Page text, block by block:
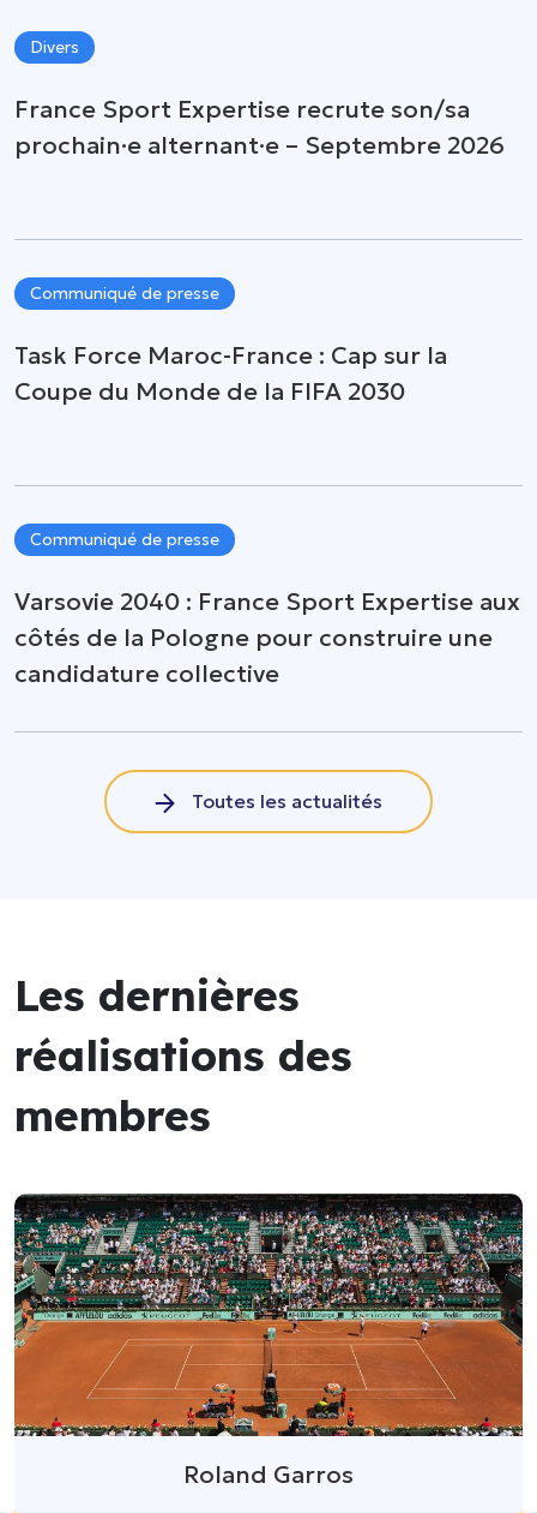
Divers
France Sport Expertise recrute son/sa
prochain·e alternant·e – Septembre 2026
Communiqué de presse
Task Force Maroc-France : Cap sur la
Coupe du Monde de la FIFA 2030
Communiqué de presse
Varsovie 2040 : France Sport Expertise aux
côtés de la Pologne pour construire une
candidature collective
Toutes les actualités
Les dernières
réalisations des
membres
Roland Garros